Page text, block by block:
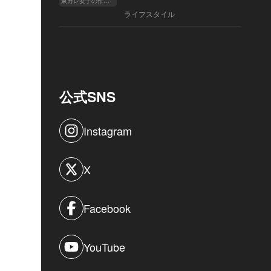
ライフスタイル
公式SNS
Instagram
X
Facebook
YouTube